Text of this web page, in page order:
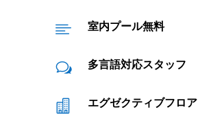
 室内プール無料
w 多言語対応スタッフ
 エグゼクティブフロア